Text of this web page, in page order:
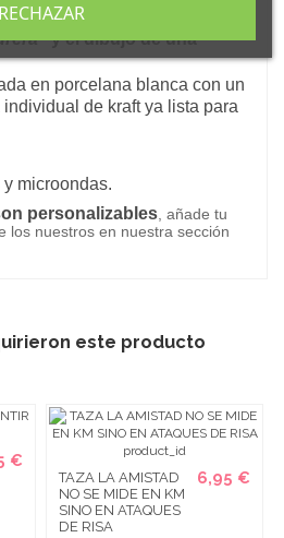
el mensaje:
" y el dibujo de una
en porcelana blanca con un
de kraft ya lista para
microondas.
personalizables , añade tu
los nuestros en nuestra sección
este producto
€
TAZA LA AMISTAD
NO SE MIDE EN KM
SINO EN ATAQUES
DE RISA
6,95 €
RECHAZAR